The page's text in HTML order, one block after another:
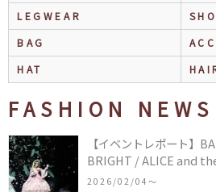
LEGWEAR
BAG
HAT
FASHION NEWS
【イベントレポート】
BRIGHT / ALICE and
COLLECTION in TOKYO
2026/02/04〜